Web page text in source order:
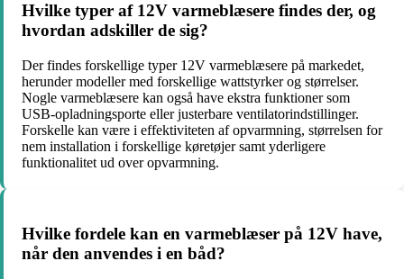
Hvilke typer af 12V varmeblæsere findes der, og
hvordan adskiller de sig?
Der findes forskellige typer 12V varmeblæsere på markedet,
herunder modeller med forskellige wattstyrker og størrelser.
Nogle varmeblæsere kan også have ekstra funktioner som
USB-opladningsporte eller justerbare ventilatorindstillinger.
Forskelle kan være i effektiviteten af opvarmning, størrelsen for
nem installation i forskellige køretøjer samt yderligere
funktionalitet ud over opvarmning.
Hvilke fordele kan en varmeblæser på 12V have,
når den anvendes i en båd?